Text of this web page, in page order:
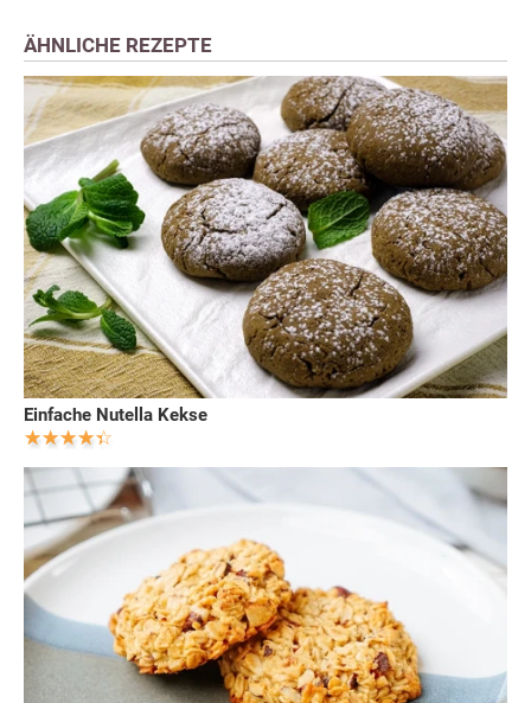
ÄHNLICHE REZEPTE
Einfache Nutella Kekse